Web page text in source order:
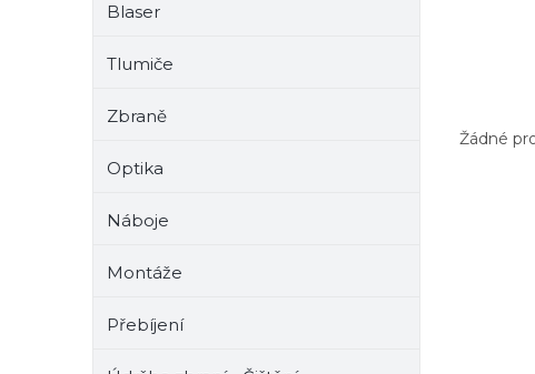
Blaser
Tlumiče
Zbraně
Optika
Náboje
Montáže
Přebíjení
Žádné